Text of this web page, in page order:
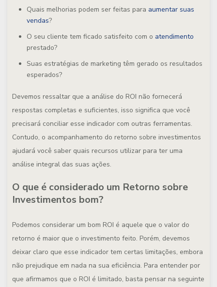
Quais melhorias podem ser feitas para aumentar suas
vendas?
O seu cliente tem ficado satisfeito com o atendimento
prestado?
Suas estratégias de marketing têm gerado os resultados
esperados?
Devemos ressaltar que a análise do ROI não fornecerá
respostas completas e suficientes, isso significa que você
precisará conciliar esse indicador com outras ferramentas.
Contudo, o acompanhamento do retorno sobre investimentos
ajudará você saber quais recursos utilizar para ter uma
análise integral das suas ações.
O que é considerado um Retorno sobre
Investimentos bom?
Podemos considerar um bom ROI é aquele que o valor do
retorno é maior que o investimento feito. Porém, devemos
deixar claro que esse indicador tem certas limitações, embora
não prejudique em nada na sua eficiência. Para entender por
que afirmamos que o ROI é limitado, basta pensar na seguinte